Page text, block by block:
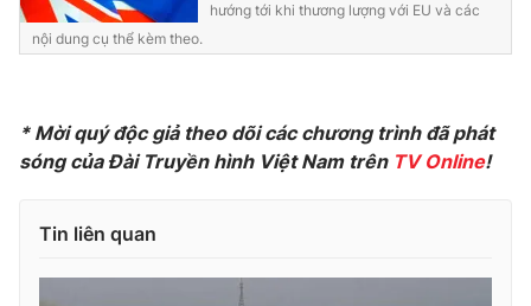
VTV Sức khoẻ Bất động sản
VTV4 Vươn mình bằng AI
VTV9
Liên hệ tòa soạn
hướng tới khi thương lượng với EU và các
nội dung cụ thể kèm theo.
* Mời quý độc giả theo dõi các chươngtrình đã phát
sóng của Đài Truyền hình Việt Nam trên TV Online!
Tin liên quan